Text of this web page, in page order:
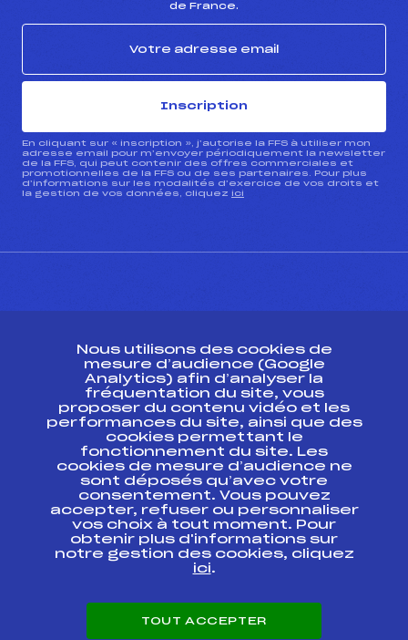
de France.
Inscription
En cliquant sur « inscription », j’autorise la FFS à utiliser mon
adresse email pour m’envoyer périodiquement la newsletter
de la FFS, qui peut contenir des offres commerciales et
promotionnelles de la FFS ou de ses partenaires. Pour plus
d’informations sur les modalités d’exercice de vos droits et
la gestion de vos données, cliquez ici
ESPACE PRESSE
Ressources
Pass’Neige
Projet sportif fédéral
Projet de performance fédéral
Antidopage
Pôle Développement, Formation, Suivi
Scientifique
Listes ministérielles
Pôle vie de l’athlète
Nous utilisons des cookies de
mesure d’audience (Google
Analytics) afin d’analyser la
fréquentation du site, vous
proposer du contenu vidéo et les
performances du site, ainsi que des
cookies permettant le
fonctionnement du site. Les
cookies de mesure d’audience ne
sont déposés qu’avec votre
consentement. Vous pouvez
accepter, refuser ou personnaliser
vos choix à tout moment. Pour
obtenir plus d'informations sur
notre gestion des cookies, cliquez
ici.
TOUT ACCEPTER